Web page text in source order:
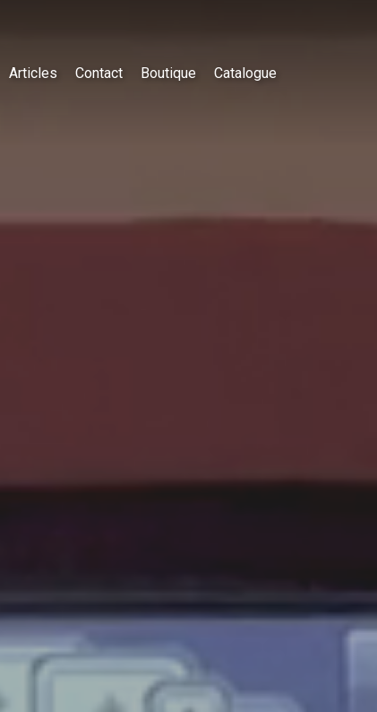
Articles Contact Boutique Catalogue